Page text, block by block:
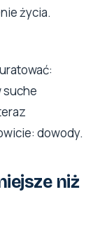
życia.
suche
dowody.
niż